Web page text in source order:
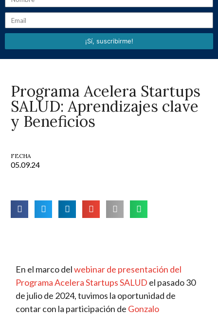
¡Sí, suscribirme!
Programa Acelera Startups
SALUD: Aprendizajes clave
y Beneficios
FECHA
05.09.24
En el marco delwebinar de presentación del
Programa Acelera Startups SALUD el pasado 30
de julio de 2024, tuvimos la oportunidad de
contar con la participación de Gonzalo